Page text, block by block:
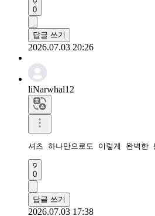
0
답글 쓰기
2026.07.03 20:26
liNarwhal12
셔츠 하나만으로도 이렇게 완벽한
0
답글 쓰기
2026.07.03 17:38